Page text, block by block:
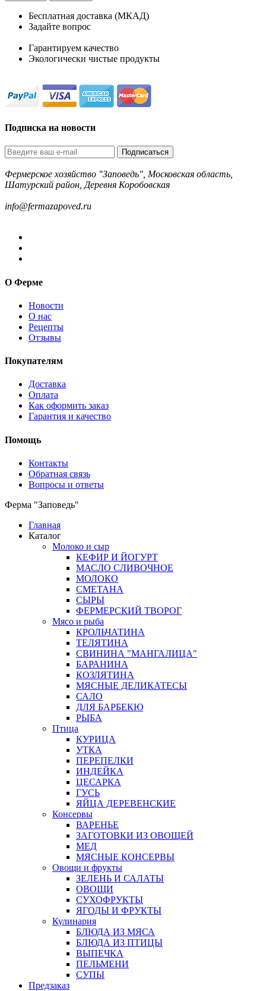
Бесплатная доставка (МКАД)
Задайте вопрос
Гарантируем качество
Экологически чистые продукты
Подписка на новости
Подписаться
Фермерское хозяйство "Заповедь", Московская область,
Шатурский район, Деревня Коробовская
info@fermazapoved.ru
О Ферме
Новости
О нас
Рецепты
Отзывы
Покупателям
Доставка
Оплата
Как оформить заказ
Гарантия и качество
Помощь
Контакты
Обратная связь
Вопросы и ответы
Ферма "Заповедь"
Главная
Каталог
Молоко и сыр
КЕФИР И ЙОГУРТ
МАСЛО СЛИВОЧНОЕ
МОЛОКО
СМЕТАНА
СЫРЫ
ФЕРМЕРСКИЙ ТВОРОГ
Мясо и рыба
КРОЛЬЧАТИНА
ТЕЛЯТИНА
СВИНИНА "МАНГАЛИЦА"
БАРАНИНА
КОЗЛЯТИНА
МЯСНЫЕ ДЕЛИКАТЕСЫ
САЛО
ДЛЯ БАРБЕКЮ
РЫБА
Птица
КУРИЦА
УТКА
ПЕРЕПЕЛКИ
ИНДЕЙКА
ЦЕСАРКА
ГУСЬ
ЯЙЦА ДЕРЕВЕНСКИЕ
Консервы
ВАРЕНЬЕ
ЗАГОТОВКИ ИЗ ОВОЩЕЙ
МЕД
МЯСНЫЕ КОНСЕРВЫ
Овощи и фрукты
ЗЕЛЕНЬ И САЛАТЫ
ОВОЩИ
СУХОФРУКТЫ
ЯГОДЫ И ФРУКТЫ
Кулинария
БЛЮДА ИЗ МЯСА
БЛЮДА ИЗ ПТИЦЫ
ВЫПЕЧКА
ПЕЛЬМЕНИ
СУПЫ
Предзаказ